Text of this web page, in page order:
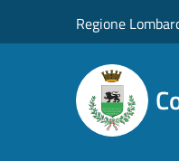
Regione